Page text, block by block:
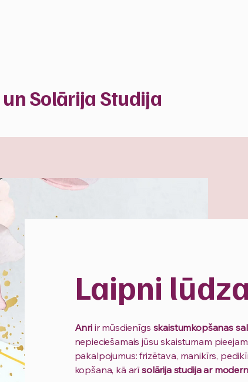
un Solārija Studija
Laipni
Anriir mūsdienīgs skaistumkopšanas
nepieciešamais jūsu skaistumam
pakalpojumus: frizētava, manikīrs,
kopšana, kā arīsolārija studija ar